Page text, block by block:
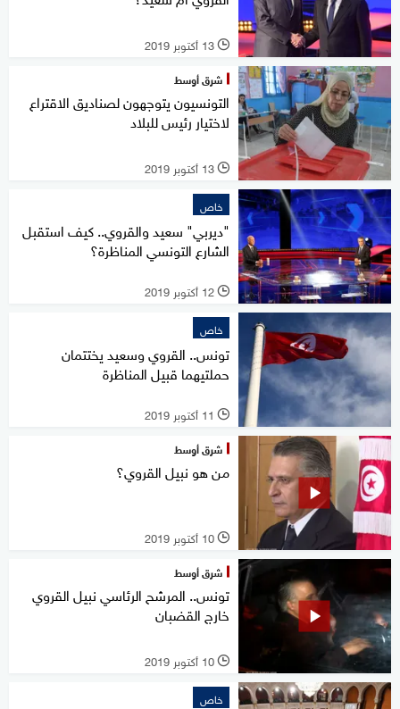
l 13 أكتوبر 2019
شرق أوسط
التونسيون يتوجهون لصناديق الاقتراع
لاختيار رئيس للبلاد
l 13 أكتوبر 2019
خاص
"ديربي" سعيد والقروي.. كيف استقبل
الشارع التونسي المناظرة؟
l 12 أكتوبر 2019
خاص
تونس.. القروي وسعيد يختتمان
حملتيهما قبيل المناظرة
l 11 أكتوبر 2019
شرق أوسط
من هو نبيل القروي؟
l 10 أكتوبر 2019
شرق أوسط
تونس.. المرشح الرئاسي نبيل القروي
خارج القضبان
l 10 أكتوبر 2019
خاص